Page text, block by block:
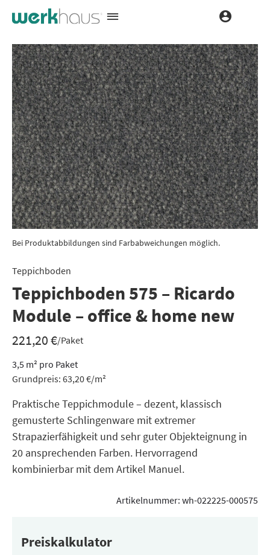
Bei Produktabbildungen sind Farbabweichungen möglich.
Teppichboden
Teppichboden 575 – Ricardo
Module – office & home new
221,20€/Paket
3,5 m² pro Paket
Grundpreis: 63,20€/m²
Praktische Teppichmodule – dezent, klassisch
gemusterte Schlingenware mit extremer
Strapazierfähigkeit und sehr guter Objekteignung in
20 ansprechenden Farben. Hervorragend
kombinierbar mit dem Artikel Manuel.
Artikelnummer: wh-022225-000575
Preiskalkulator